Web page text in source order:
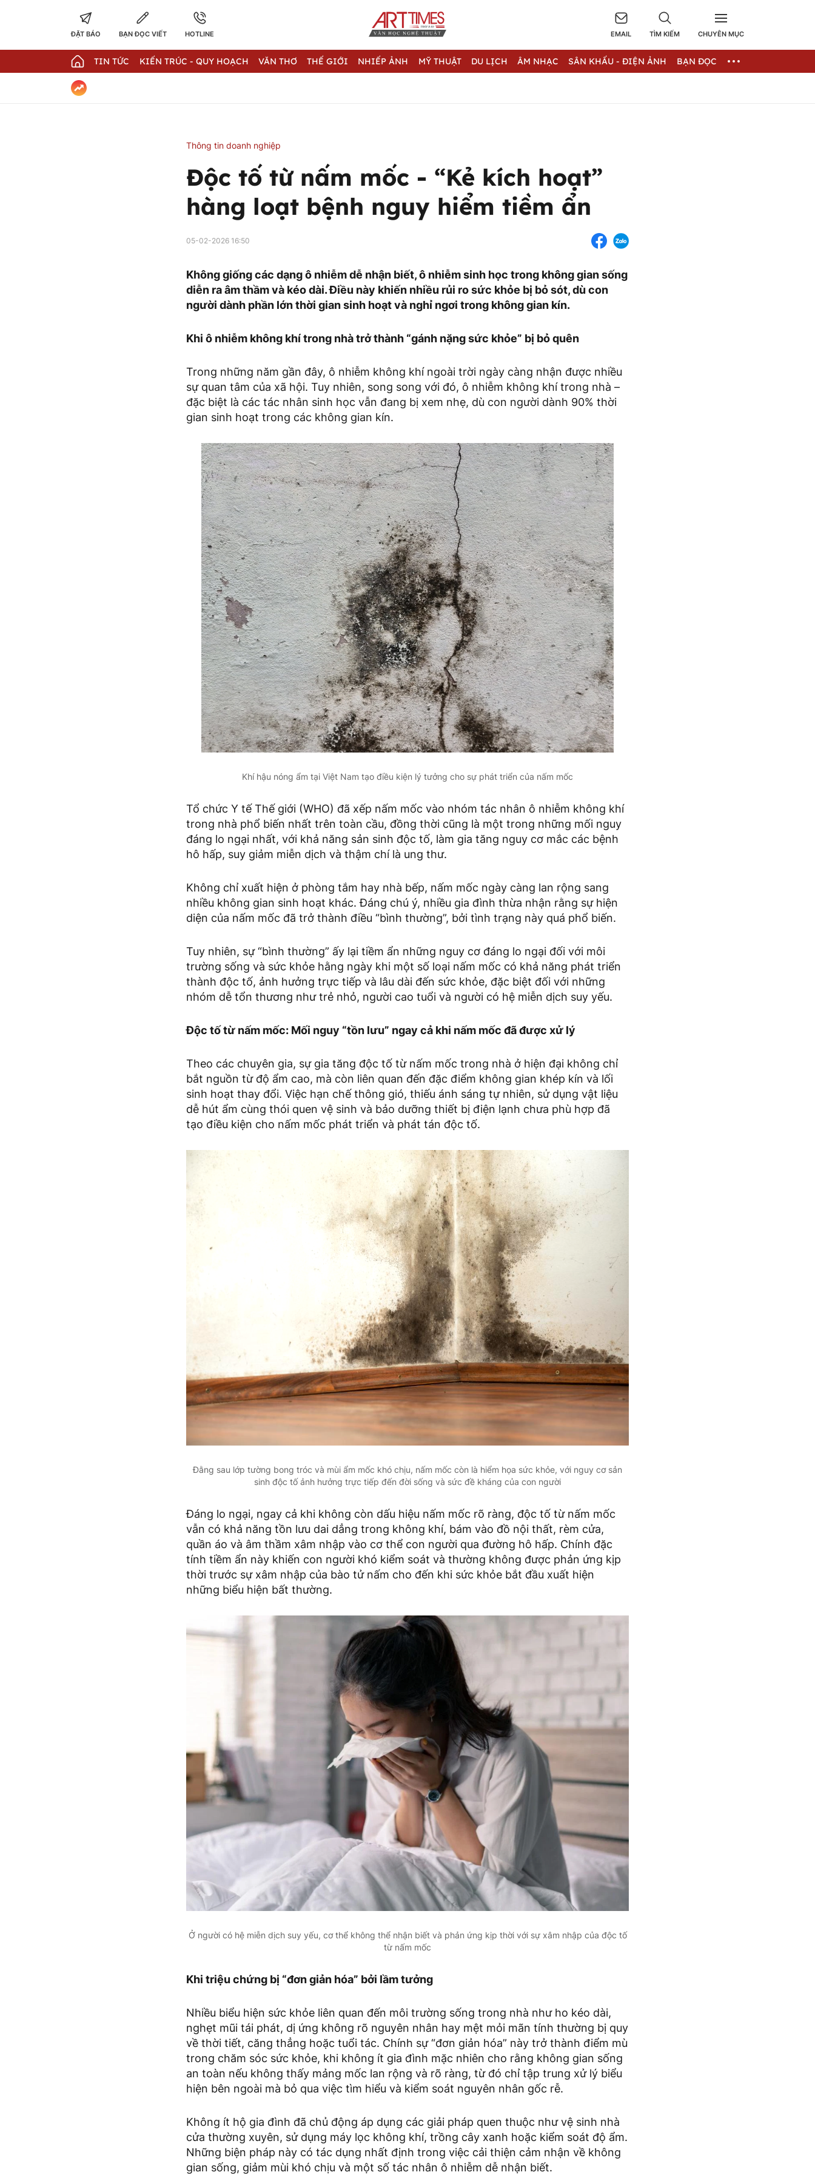
ĐẶT BÁO BẠN ĐỌC VIẾT HOTLINE EMAIL TÌM KIẾM CHUYÊN MỤC
TIN TỨC KIẾN TRÚC - QUY HOẠCH VĂN THƠ THẾ GIỚI NHIẾP ẢNH MỸ THUẬT DU LỊCH ÂM NHẠC SÂN KHẤU - ĐIỆN ẢNH BẠN ĐỌC
Thông tin doanh nghiệp
Độc tố từ nấm mốc - “Kẻ kích hoạt”
hàng loạt bệnh nguy hiểm tiềm ẩn
05-02-2026 16:50
Không giống các dạng ô nhiễm dễ nhận biết, ô nhiễm sinh học trong không gian sống
diễn ra âm thầm và kéo dài. Điều này khiến nhiều rủi ro sức khỏe bị bỏ sót, dù con
người dành phần lớn thời gian sinh hoạt và nghỉ ngơi trong không gian kín.
Khi ô nhiễm không khí trong nhà trở thành “gánh nặng sức khỏe” bị bỏ quên
Trong những năm gần đây, ô nhiễm không khí ngoài trời ngày càng nhận được nhiều
sự quan tâm của xã hội. Tuy nhiên, song song với đó, ô nhiễm không khí trong nhà –
đặc biệt là các tác nhân sinh học vẫn đang bị xem nhẹ, dù con người dành 90% thời
gian sinh hoạt trong các không gian kín.
Khí hậu nóng ẩm tại Việt Nam tạo điều kiện lý tưởng cho sự phát triển của nấm mốc
Tổ chức Y tế Thế giới (WHO) đã xếp nấm mốc vào nhóm tác nhân ô nhiễm không khí
trong nhà phổ biến nhất trên toàn cầu, đồng thời cũng là một trong những mối nguy
đáng lo ngại nhất, với khả năng sản sinh độc tố, làm gia tăng nguy cơ mắc các bệnh
hô hấp, suy giảm miễn dịch và thậm chí là ung thư.
Không chỉ xuất hiện ở phòng tắm hay nhà bếp, nấm mốc ngày càng lan rộng sang
nhiều không gian sinh hoạt khác. Đáng chú ý, nhiều gia đình thừa nhận rằng sự hiện
diện của nấm mốc đã trở thành điều “bình thường”, bởi tình trạng này quá phổ biến.
Tuy nhiên, sự “bình thường” ấy lại tiềm ẩn những nguy cơ đáng lo ngại đối với môi
trường sống và sức khỏe hằng ngày khi một số loại nấm mốc có khả năng phát triển
thành độc tố, ảnh hưởng trực tiếp và lâu dài đến sức khỏe, đặc biệt đối với những
nhóm dễ tổn thương như trẻ nhỏ, người cao tuổi và người có hệ miễn dịch suy yếu.
Độc tố từ nấm mốc: Mối nguy “tồn lưu” ngay cả khi nấm mốc đã được xử lý
Theo các chuyên gia, sự gia tăng độc tố từ nấm mốc trong nhà ở hiện đại không chỉ
bắt nguồn từ độ ẩm cao, mà còn liên quan đến đặc điểm không gian khép kín và lối
sinh hoạt thay đổi. Việc hạn chế thông gió, thiếu ánh sáng tự nhiên, sử dụng vật liệu
dễ hút ẩm cùng thói quen vệ sinh và bảo dưỡng thiết bị điện lạnh chưa phù hợp đã
tạo điều kiện cho nấm mốc phát triển và phát tán độc tố.
Đằng sau lớp tường bong tróc và mùi ẩm mốc khó chịu, nấm mốc còn là hiểm họa sức khỏe, với nguy cơ sản
sinh độc tố ảnh hưởng trực tiếp đến đời sống và sức đề kháng của con người
Đáng lo ngại, ngay cả khi không còn dấu hiệu nấm mốc rõ ràng, độc tố từ nấm mốc
vẫn có khả năng tồn lưu dai dẳng trong không khí, bám vào đồ nội thất, rèm cửa,
quần áo và âm thầm xâm nhập vào cơ thể con người qua đường hô hấp. Chính đặc
tính tiềm ẩn này khiến con người khó kiểm soát và thường không được phản ứng kịp
thời trước sự xâm nhập của bào tử nấm cho đến khi sức khỏe bắt đầu xuất hiện
những biểu hiện bất thường.
Ở người có hệ miễn dịch suy yếu, cơ thể không thể nhận biết và phản ứng kịp thời với sự xâm nhập của độc tố
từ nấm mốc
Khi triệu chứng bị “đơn giản hóa” bởi lầm tưởng
Nhiều biểu hiện sức khỏe liên quan đến môi trường sống trong nhà như ho kéo dài,
nghẹt mũi tái phát, dị ứng không rõ nguyên nhân hay mệt mỏi mãn tính thường bị quy
về thời tiết, căng thẳng hoặc tuổi tác. Chính sự “đơn giản hóa” này trở thành điểm mù
trong chăm sóc sức khỏe, khi không ít gia đình mặc nhiên cho rằng không gian sống
an toàn nếu không thấy mảng mốc lan rộng và rõ ràng, từ đó chỉ tập trung xử lý biểu
hiện bên ngoài mà bỏ qua việc tìm hiểu và kiểm soát nguyên nhân gốc rễ.
Không ít hộ gia đình đã chủ động áp dụng các giải pháp quen thuộc như vệ sinh nhà
cửa thường xuyên, sử dụng máy lọc không khí, trồng cây xanh hoặc kiểm soát độ ẩm.
Những biện pháp này có tác dụng nhất định trong việc cải thiện cảm nhận về không
gian sống, giảm mùi khó chịu và một số tác nhân ô nhiễm dễ nhận biết.